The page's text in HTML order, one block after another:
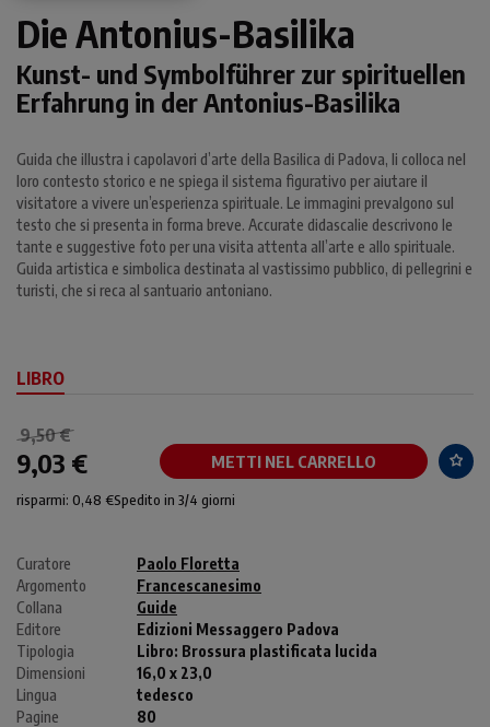
Die Antonius-Basilika
Kunst- und Symbolführer zur spirituellen
Erfahrung in der Antonius-Basilika
Guida che illustra i capolavori d’arte della Basilica di Padova, li colloca nel
loro contesto storico e ne spiega il sistema figurativo per aiutare il
visitatore a vivere un’esperienza spirituale. Le immagini prevalgono sul
testo che si presenta in forma breve. Accurate didascalie descrivono le
tante e suggestive foto per una visita attenta all’arte e allo spirituale.
Guida artistica e simbolica destinata al vastissimo pubblico, di pellegrini e
turisti, che si reca al santuario antoniano.
LIBRO
9,50 €
9,03 € METTI NEL CARRELLO
risparmi: 0,48 €Spedito in 3/4 giorni
Curatore
Paolo Floretta
Argomento
Francescanesimo
Collana
Guide
Editore
Edizioni Messaggero Padova
Tipologia
Libro: Brossura plastificata lucida
Dimensioni
16,0 x 23,0
Lingua
tedesco
Pagine
80